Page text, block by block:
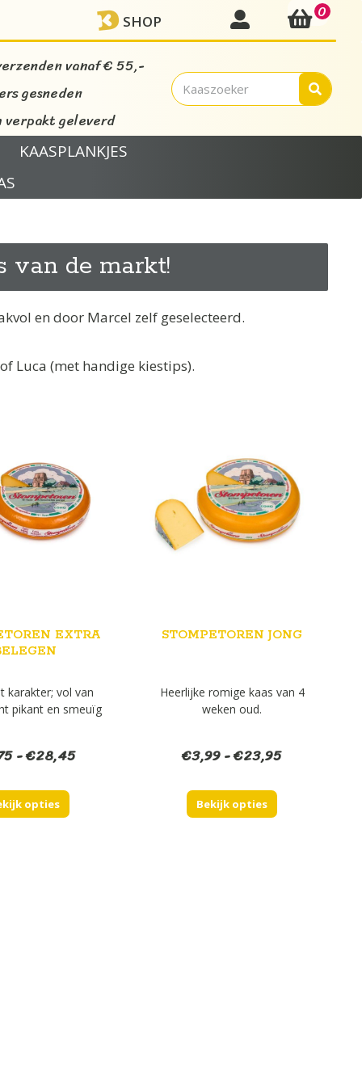
SHOP mijn account0
vanaf € 55,-
gesneden
verpakt geleverd
KAASPLANKJES
van de markt!
en door Marcel zelf geselecteerd.
Luca (met handige kiestips).
EXTRA
karakter; vol van
pikant en smeuïg
-€28,45Prijsklasse:
opties
STOMPETOREN JONG
Heerlijke romige kaas van 4
weken oud.
€3,99-€23,95Prijsklasse:
Bekijk opties